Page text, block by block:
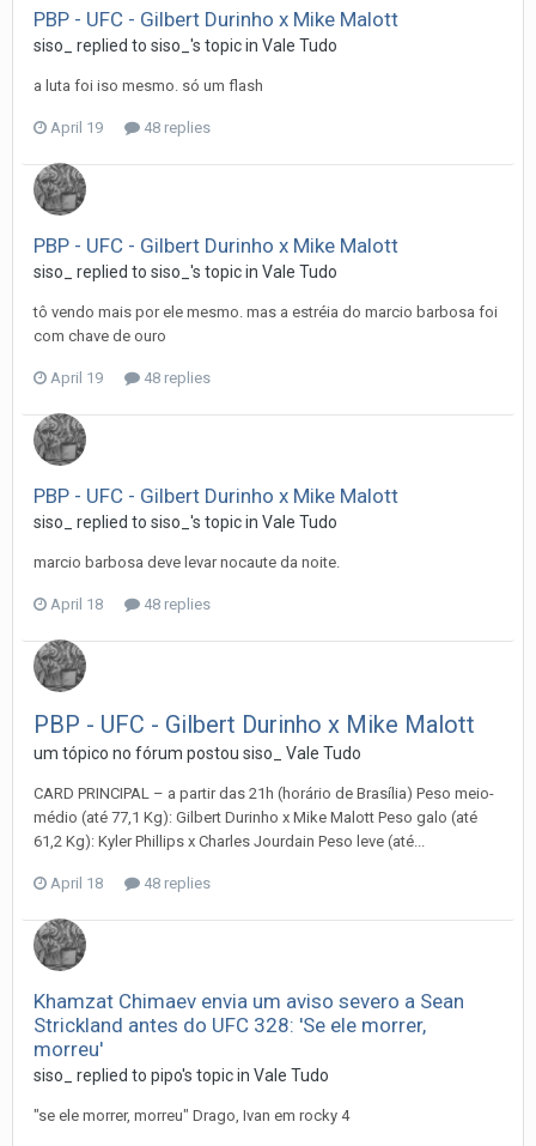
PBP - UFC - Gilbert Durinho x Mike Malott
siso_ replied to siso_ 's topic in Vale Tudo
a luta foi iso mesmo. só um flash
April 19 48 replies
PBP - UFC - Gilbert Durinho x Mike Malott
siso_ replied to siso_ 's topic in Vale Tudo
tô vendo mais por ele mesmo. mas a estréia do marcio barbosa foi
com chave de ouro
April 19 48 replies
PBP - UFC - Gilbert Durinho x Mike Malott
siso_ replied to siso_ 's topic in Vale Tudo
marcio barbosa deve levar nocaute da noite.
April 18 48 replies
PBP - UFC - Gilbert Durinho x Mike Malott
um tópico no fórum postou siso_ Vale Tudo
CARD PRINCIPAL – a partir das 21h (horário de Brasília) Peso meio-
médio (até 77,1 Kg): Gilbert Durinho x Mike Malott Peso galo (até
61,2 Kg): Kyler Phillips x Charles Jourdain Peso leve (até...
April 18 48 replies
Khamzat Chimaev envia um aviso severo a Sean
Strickland antes do UFC 328: 'Se ele morrer,
morreu'
siso_ replied to pipo's topic in Vale Tudo
"se ele morrer, morreu" Drago, Ivan em rocky 4